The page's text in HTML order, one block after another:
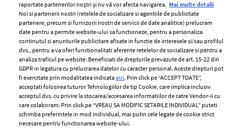
Ringier România își stabilește direcția
pentru viitor: o structură de conducere
concentrată în jurul unităților de
business Media și Collectibles
LIFESTYLE 05 august 2026
Ringier își reorganizează structura operațională din
România în jurul a două unități de business puternice și
dedicate: Media și Collectibles.
raportate partenerilor noștri și nu vă vor afecta navigarea. Mai multe detalii
Noi si partenerii nostri (retelele de socializare si agentiile de publicitate
partenere, precum si furnizorii nostri de servicii de date analitice) prelucram
date pentru a permite website-ului sa functioneze, pentru a personaliza
continutul si anunturile publicitare afisate in functie de interesele si/sau profilul
dvs., pentru a va oferi functionalitati aferente retelelor de socializare si pentru a
analiza traficul pe website. Beneficiati de drepturile prevazute de art. 15-22 din
GDPR in legatura cu prelucrarea datelor cu caracter personal. Aceste drepturi pot
fi exercitate prin modalitatea indicataaici. Prin click pe “ACCEPT TOATE”,
acceptati folosirea tuturor Tehnologiilor de tip Cookie, care implica inclusiv
acceptul dvs. cu privire la stocarea/accesarea informatiilor de catre Vendor-ii cu
care colaboram. Prin click pe “VREAU SA MODIFIC SETARILE INDIVIDUAL” puteti
schimba preferintele in mod individual, mai putin cele legate de cookie strict
necesare pentru functionarea website-ului.